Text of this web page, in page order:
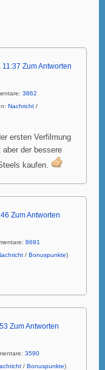
11:37 Zum Antworten
3862
Nachricht /
ersten Verfilmung
der bessere
kaufen.
Zum Antworten
8691
/ Bonuspunkte)
Zum Antworten
3590
/ Bonuspunkte)